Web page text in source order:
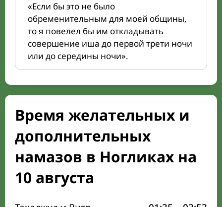
«Если бы это не было
обременительным для моей общины,
то я повелел бы им откладывать
совершение иша до первой трети ночи
или до середины ночи».
Время желательных и
дополнительных
намазов в Ногликах на
10 августа